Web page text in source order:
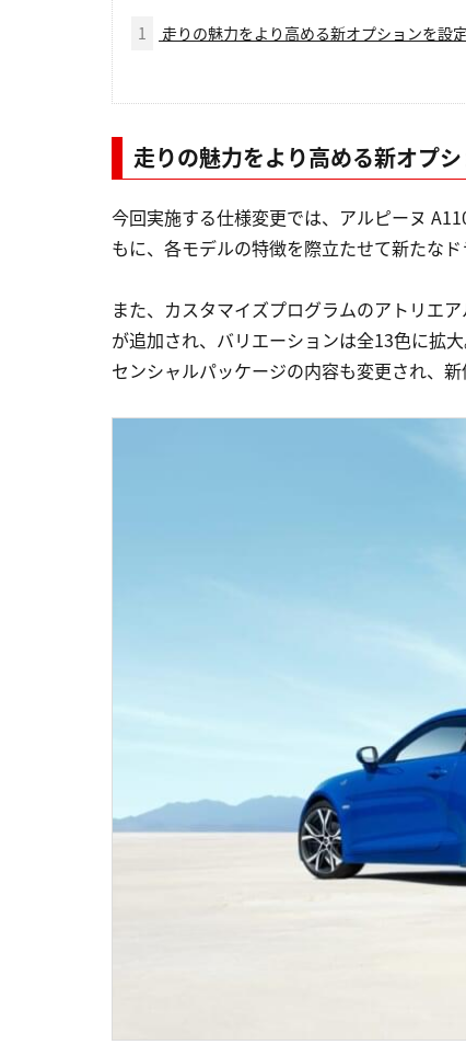
1 走りの魅力をより高める新オプションを設定
走りの魅力をより高める新オプ
今回実施する仕様変更では、アルピーヌ
もに、各モデルの特徴を際立たせて新たな
また、カスタマイズプログラムのアトリエ
が追加され、バリエーションは全13色に拡
センシャルパッケージの内容も変更され、新